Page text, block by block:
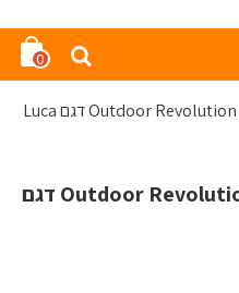
0
חולצה שרוול קצר לגברים Outdoor Revolution דגם